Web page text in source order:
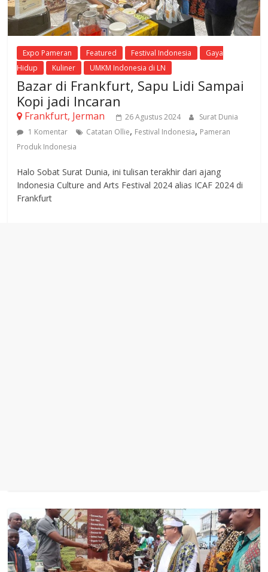
Expo Pameran Featured Festival Indonesia
Gaya
Hidup
Kuliner UMKM Indonesia di LN
Bazar di Frankfurt, Sapu Lidi Sampai
Kopi jadi Incaran
Frankfurt, Jerman 26 Agustus 2024
Surat Dunia
1 Komentar
Catatan Ollie, Festival Indonesia, Pameran
Produk Indonesia
Halo Sobat Surat Dunia, ini tulisan terakhir dari ajang
Indonesia Culture and Arts Festival 2024 alias ICAF 2024 di
Frankfurt